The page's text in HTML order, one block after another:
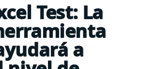
Test: La
a